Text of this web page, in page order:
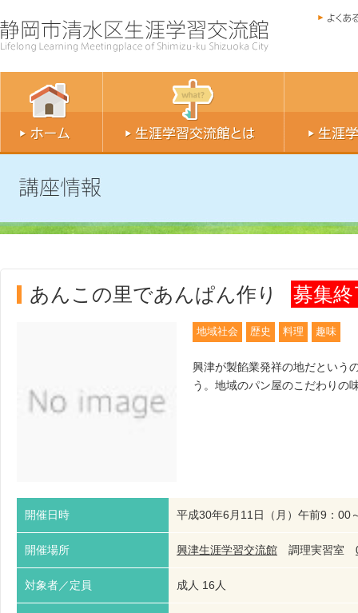
あんこの里であんぱん作り 募集終
地域社会 歴史 料理 趣味
興津が製餡業発祥の地だという
う。地域のパン屋のこだわりの
開催日時 平成30年6月11日（月）午前9：00
開催場所 興津生涯学習交流館 調理実習室
対象者／定員 成人 16人